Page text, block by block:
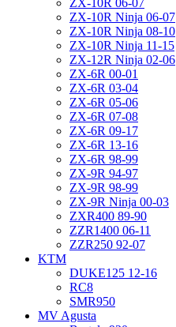
ZX-10R 06-07
ZX-10R Ninja 06-07
ZX-10R Ninja 08-10
ZX-10R Ninja 11-15
ZX-12R Ninja 02-06
ZX-6R 00-01
ZX-6R 03-04
ZX-6R 05-06
ZX-6R 07-08
ZX-6R 09-17
ZX-6R 13-16
ZX-6R 98-99
ZX-9R 94-97
ZX-9R 98-99
ZX-9R Ninja 00-03
ZXR400 89-90
ZZR1400 06-11
ZZR250 92-07
KTM
DUKE125 12-16
RC8
SMR950
MV Agusta